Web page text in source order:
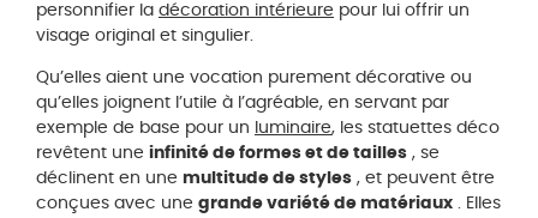
personnifier la décoration intérieure pour lui offrir un
visage original et singulier.
Qu’elles aient une vocation purement décorative ou
qu’elles joignent l’utile à l’agréable, en servant par
exemple de base pour un
luminaire, les statuettes déco
revêtent une infinité de formes et de tailles , se
déclinent en une multitude de styles , et peuvent être
conçues avec une grande variété de matériaux . Elles